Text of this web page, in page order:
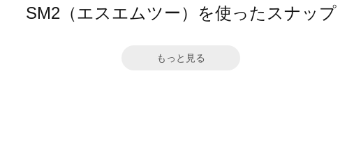
SM2（エスエムツー）を使ったスナップ
もっと見る